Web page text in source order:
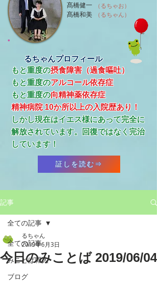
（るちゃお）
（るちゃん）
髙橋健一
髙橋和美
るちゃんプロフィール
もと重度の摂食障害（過食嘔吐）
もと重度のアルコール依存症
​もと重度の向精神薬依存症
精神病院 10か所以上の入院歴あり！
​しかし現在はイエス様にあって完全に
解放されています。回復ではなく完治
しています！
証しを読む⇒
記事
全ての記事
みことば職人
ブログ
全ての記事
今日のみことば 2019/06/04
るちゃん
2019年6月3日